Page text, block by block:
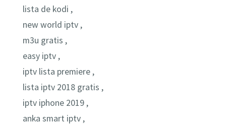
lista de kodi ,
new world iptv ,
m3u gratis ,
easy iptv ,
iptv lista premiere ,
lista iptv 2018 gratis ,
iptv iphone 2019 ,
anka smart iptv ,